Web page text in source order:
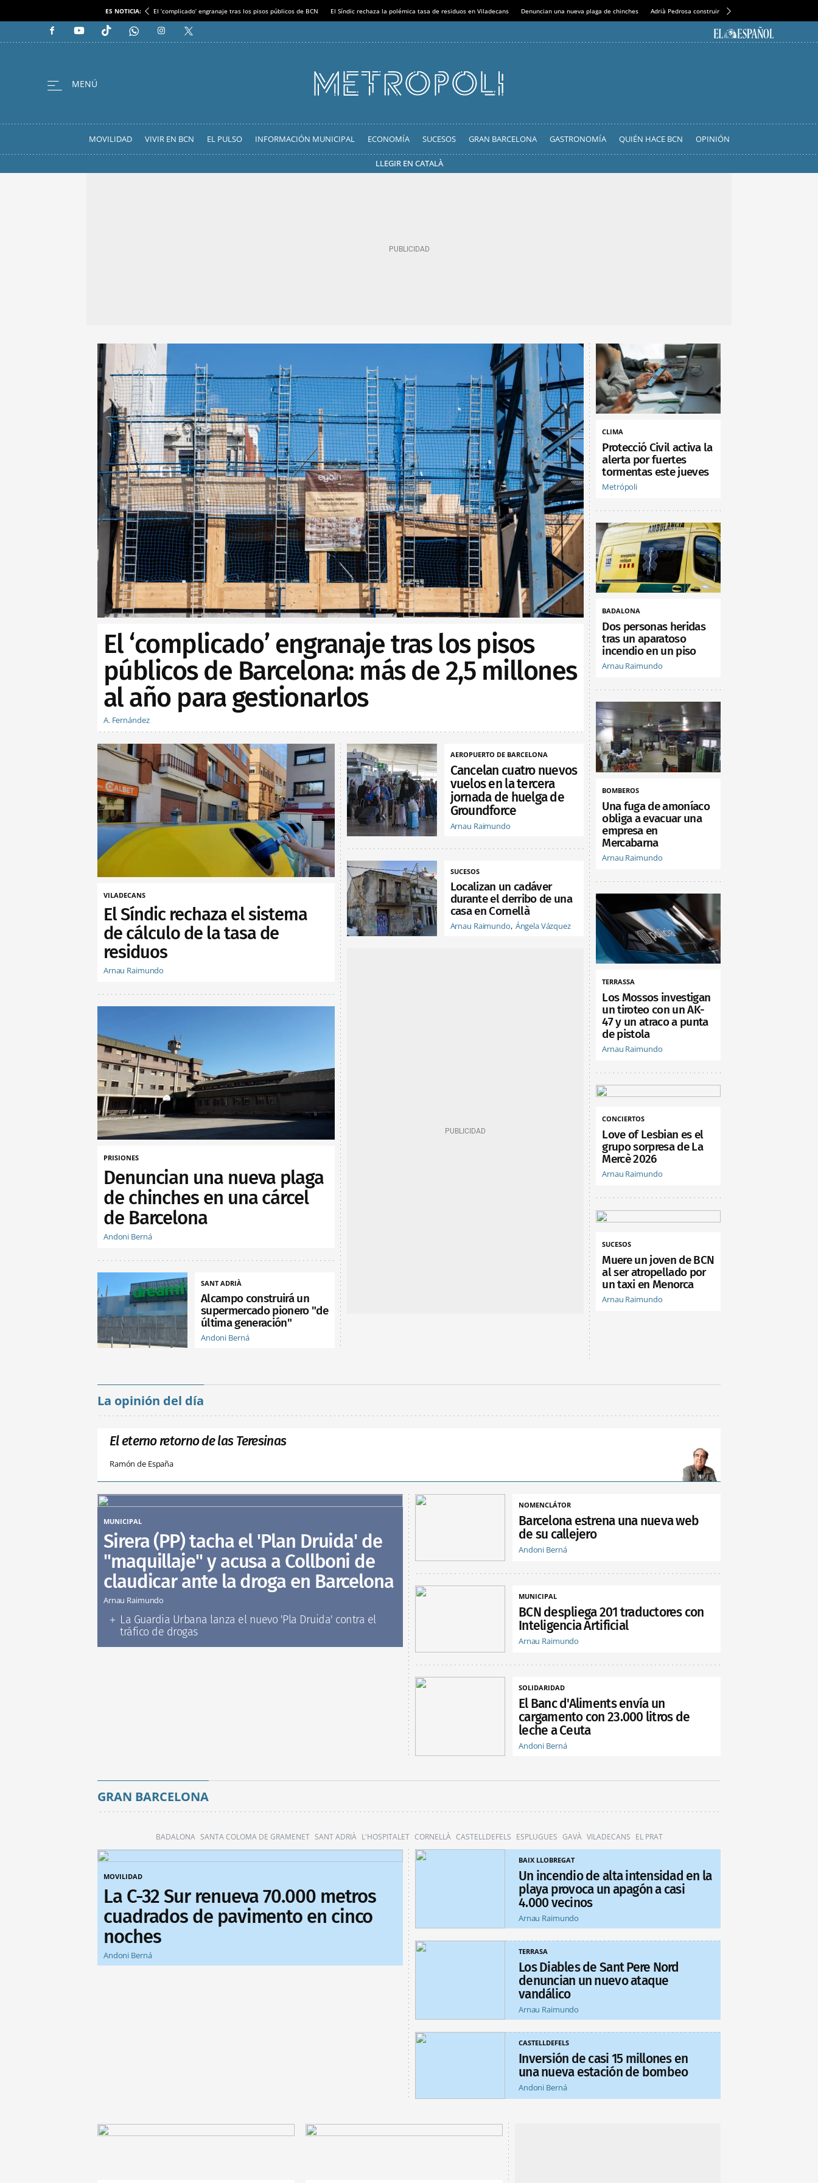
ES NOTICIA: El ‘complicado’ engranaje tras los pisos públicos de BCN El Síndic rechaza la polémica tasa de residuos en Viladecans Denuncian una nueva plaga de chinches Adrià Pedrosa construirá la nueva residencia en el
MOVILIDAD VIVIR EN BCN EL PULSO INFORMACIÓN MUNICIPAL ECONOMÍA SUCESOS GRAN BARCELONA GASTRONOMÍA QUIÉN HACE BCN OPINIÓN
LLEGIR EN CATALÀ
El ‘complicado’ engranaje tras los pisos
públicos de Barcelona: más de 2,5 millones
al año para gestionarlos
A. Fernández
VILADECANS
El Síndic rechaza el sistema
de cálculo de la tasa de
residuos
Arnau Raimundo
PRISIONES
Denuncian una nueva plaga
de chinches en una cárcel
de Barcelona
Andoni Berná
SANT ADRIÀ
Alcampo construirá un
supermercado pionero "de
última generación"
Andoni Berná
AEROPUERTO DE BARCELONA
Cancelan cuatro nuevos
vuelos en la tercera
jornada de huelga de
Groundforce
Arnau Raimundo
SUCESOS
Localizan un cadáver
durante el derribo de una
casa en Cornellà
Arnau Raimundo Ángela Vázquez
CLIMA
Protecció Civil activa la
alerta por fuertes
tormentas este jueves
Metrópoli
BADALONA
Dos personas heridas
tras un aparatoso
incendio en un piso
Arnau Raimundo
BOMBEROS
Una fuga de amoníaco
obliga a evacuar una
empresa en
Mercabarna
Arnau Raimundo
TERRASSA
Los Mossos investigan
un tiroteo con un AK-
47 y un atraco a punta
de pistola
Arnau Raimundo
CONCIERTOS
Love of Lesbian es el
grupo sorpresa de La
Mercè 2026
Arnau Raimundo
SUCESOS
Muere un joven de BCN
al ser atropellado por
un taxi en Menorca
Arnau Raimundo
La opinión del día
El eterno retorno de las Teresinas
Ramón de España
MUNICIPAL
Sirera (PP) tacha el 'Plan Druida' de
"maquillaje" y acusa a Collboni de
claudicar ante la droga en Barcelona
Arnau Raimundo
La Guardia Urbana lanza el nuevo 'Pla Druida' contra el
tráfico de drogas
NOMENCLÁTOR
Barcelona estrena una nueva web
de su callejero
Andoni Berná
MUNICIPAL
BCN despliega 201 traductores con
Inteligencia Artificial
Arnau Raimundo
SOLIDARIDAD
El Banc d'Aliments envía un
cargamento con 23.000 litros de
leche a Ceuta
Andoni Berná
GRAN BARCELONA
BADALONA SANTA COLOMA DE GRAMENET SANT ADRIÀ L'HOSPITALET CORNELLÀ CASTELLDEFELS ESPLUGUES GAVÀ VILADECANS EL PRAT
MOVILIDAD
La C-32 Sur renueva 70.000 metros
cuadrados de pavimento en cinco
noches
Andoni Berná
BAIX LLOBREGAT
Un incendio de alta intensidad en la
playa provoca un apagón a casi
4.000 vecinos
Arnau Raimundo
TERRASA
Los Diables de Sant Pere Nord
denuncian un nuevo ataque
vandálico
Arnau Raimundo
CASTELLDEFELS
Inversión de casi 15 millones en
una nueva estación de bombeo
Andoni Berná